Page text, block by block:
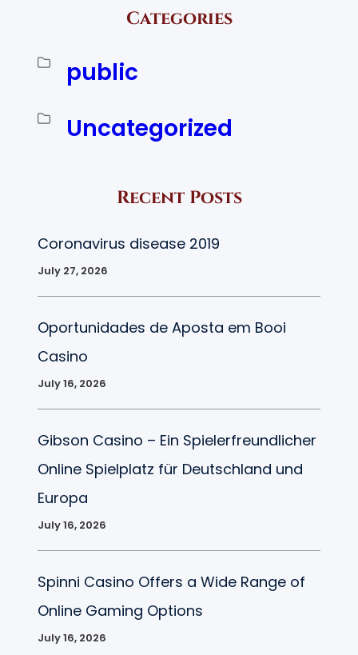
Categories
public
Uncategorized
Recent Posts
Coronavirus disease 2019
July 27, 2026
Oportunidades de Aposta em Booi
Casino
July 16, 2026
Gibson Casino – Ein Spielerfreundlicher
Online Spielplatz für Deutschland und
Europa
July 16, 2026
Spinni Casino Offers a Wide Range of
Online Gaming Options
July 16, 2026